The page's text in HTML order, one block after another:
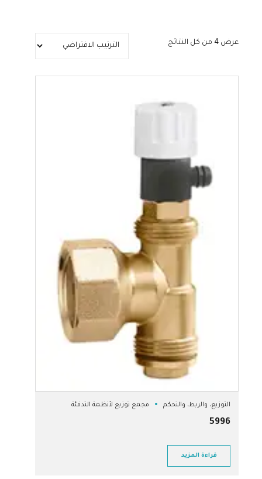
عرض ⁦4⁩ من كل النتائج
التوزيع، والربط، والتحكم مجمع توزيع لأنظمة التدفئة
5996
قراءة المزيد